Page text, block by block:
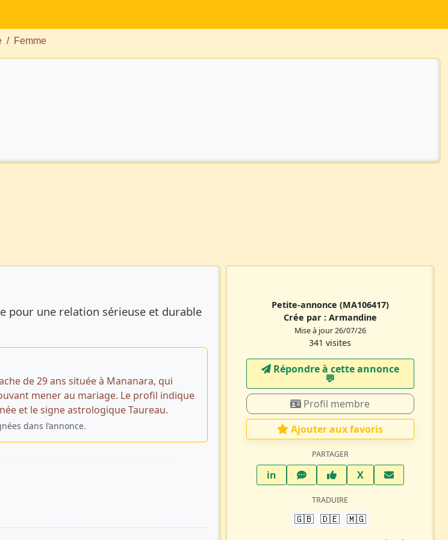
Femme
pour une relation sérieuse et durable
de 29 ans située à Mananara, qui
mener au mariage. Le profil indique
et le signe astrologique Taureau.
dans l’annonce.
Petite-annonce (MA106417)
Crée par : Armandine
Mise à jour 26/07/26
341 visites
Répondre à cette annonce
💬​
Profil membre
Ajouter aux favoris
PARTAGER
inLinkedInWhatsAppFacebook
XTwitter X
TRADUIRE
🇬🇧 🇩🇪 🇲🇬